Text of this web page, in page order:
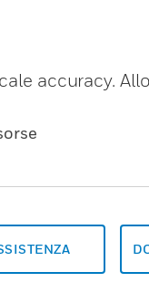
accuracy.